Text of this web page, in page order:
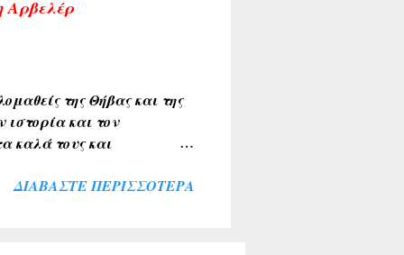
η αναδημοσιεύσεις,
υπογραφούν. Σχόλια
της Θήβας και της
ιστορία και τον
καλά τους και
Αρβελέρ η οποία
ΔΙΑΒΆΣΤΕ ΠΕΡΙΣΣΌΤΕΡΑ